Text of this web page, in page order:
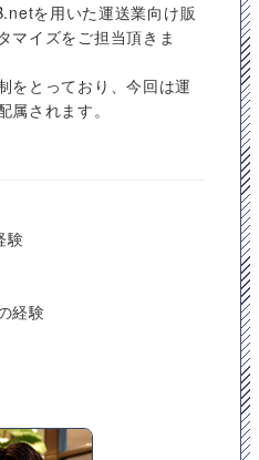
を用いた運送業向け販
マイズをご担当頂きま
をとっており、今回は運
されます。
験
経験